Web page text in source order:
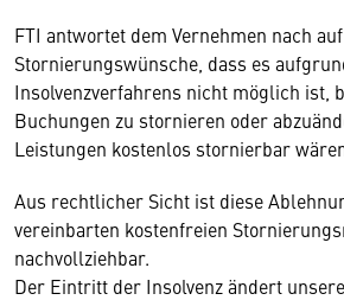
FTI antwortet dem Vernehmen nach
Stornierungswünsche, dass es
Insolvenzverfahrens nicht möglich ist,
Buchungen zu stornieren oder
Leistungen kostenlos stornierbar
Aus rechtlicher Sicht ist diese
vereinbarten kostenfreien
nachvollziehbar.
Der Eintritt der Insolvenz ändert